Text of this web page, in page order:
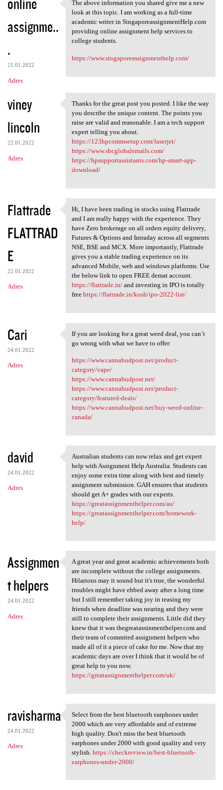
z
assignme..
.
21.01.2022
Adres
The above information you
The above information you shared give me a new
look at this topic. I am working as a full-time
academic writer in SingaporeassignmentHelp.com
providing online assignment help services to
college students.
https://www.singaporeassignmenthelp.com/
viney
lincoln
22.01.2022
Adres
Thanks for the great post you
Thanks for the great post you posted. I like the way
you describe the unique content. The points you
raise are valid and reasonable. I am a tech support
expert telling you about.
https://123hpcommsetup.com/laserjet/
https://www.sbcglobalemails.com/
https://hpsupportassistants.com/hp-smart-app-
download/
Flattrade
FLATTRAD
E
22.01.2022
Adres
Hi, I have been trading in
Hi, I have been trading in stocks using Flattrade
and I am really happy with the experience. They
have Zero brokerage on all orders equity delivery,
Futures & Options and Intraday across all segments
NSE, BSE and MCX. More importantly, Flattrade
gives you a stable trading experience on its
advanced Mobile, web and windows platforms. Use
the below link to open FREE demat account.
https://flattrade.in/and investing in IPO is totally
free https://flattrade.in/kosh/ipo-2022-list/
Cari
24.01.2022
Adres
If you are looking for a
If you are looking for a great weed deal, you can’t
go wrong with what we have to offer:
https://www.cannabudpost.net/product-
category/vape/
https://www.cannabudpost.net/
https://www.cannabudpost.net/product-
category/featured-deals/
https://www.cannabudpost.net/buy-weed-online-
canada/
david
24.01.2022
Adres
Australian students can now
Australian students can now relax and get expert
help with Assignment Help Australia. Students can
enjoy some extra time along with best and timely
assignment submission. GAH ensures that students
should get A+ grades with our experts.
https://greatassignmenthelper.com/au/
https://greatassignmenthelper.com/homework-
help/
Assignmen
t helpers
24.01.2022
Adres
A great year and great
A great year and great academic achievements both
are incomplete without the college assignments.
Hilarious may it sound but it's true, the wonderful
troubles might have ebbed away after a long time
but I still remember taking joy in teasing my
friends when deadline was nearing and they were
still to complete their assignments. Little did they
knew that it was thegreatassinmenthelper.com and
their team of commited assignment helpers who
made all of it a piece of cake for me. Now that my
academic days are over I think that it would be of
great help to you now.
https://greatassignmenthelper.com/uk/
ravisharma
24.01.2022
Adres
Select from the best
Select from the best bluetooth earphones under
2000 which are very affordable and of extreme
high quality. Don't miss the best bluetooth
earphones under 2000 with good quality and very
stylish. https://checkreview.in/best-bluetooth-
earphones-under-2000/